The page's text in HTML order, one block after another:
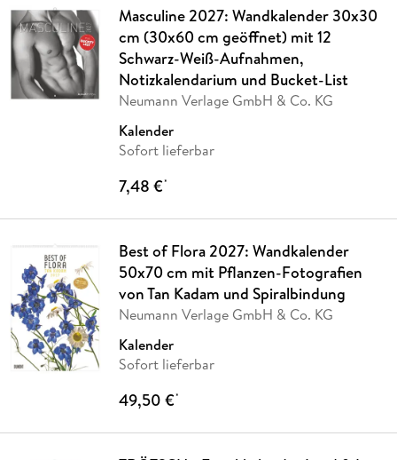
Masculine 2027: Wandkalender 30x30
cm (30x60 cm geöffnet) mit 12
Schwarz-Weiß-Aufnahmen,
Notizkalendarium und Bucket-List
Neumann Verlage GmbH & Co. KG
Kalender
Sofort lieferbar
7,48 €*
Best of Flora 2027: Wandkalender
50x70 cm mit Pflanzen-Fotografien
von Tan Kadam und Spiralbindung
Neumann Verlage GmbH & Co. KG
Kalender
Sofort lieferbar
49,50 €*